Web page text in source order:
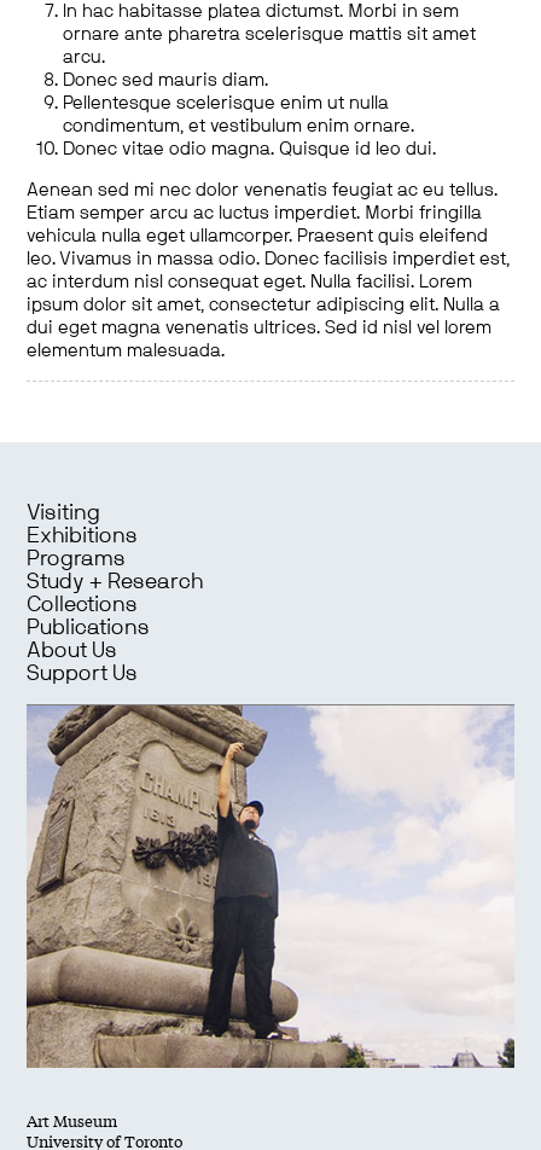
In hac habitasse platea dictumst. Morbi in sem
ornare ante pharetra scelerisque mattis sit amet
arcu.
Donec sed mauris diam.
Pellentesque scelerisque enim ut nulla
condimentum, et vestibulum enim ornare.
Donec vitae odio magna. Quisque id leo dui.
Aenean sed mi nec dolor venenatis feugiat ac eu tellus.
Etiam semper arcu ac luctus imperdiet. Morbi fringilla
vehicula nulla eget ullamcorper. Praesent quis eleifend
leo. Vivamus in massa odio. Donec facilisis imperdiet est,
ac interdum nisl consequat eget. Nulla facilisi. Lorem
ipsum dolor sit amet, consectetur adipiscing elit. Nulla a
dui eget magna venenatis ultrices. Sed id nisl vel lorem
elementum malesuada.
Visiting
Exhibitions
Programs
Study + Research
Collections
Publications
About Us
Support Us
Art Museum
University of Toronto